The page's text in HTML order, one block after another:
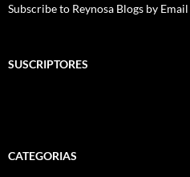
Subscribe to Reynosa Blogs by Email
SUSCRIPTORES
CATEGORIAS